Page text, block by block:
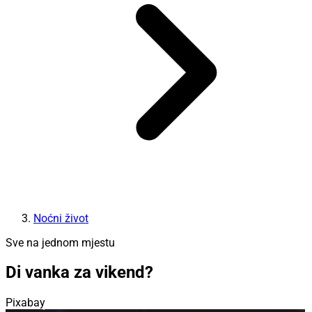
Noćni život
Sve na jednom mjestu
Di vanka za vikend?
Pixabay